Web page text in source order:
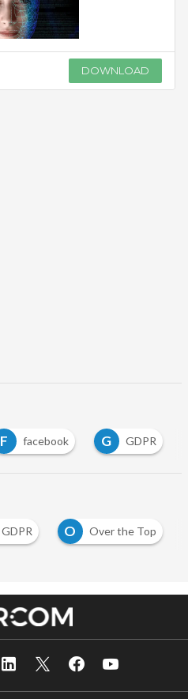
DOWNLOAD
F facebook G GDPR
GDPR O Over the Top